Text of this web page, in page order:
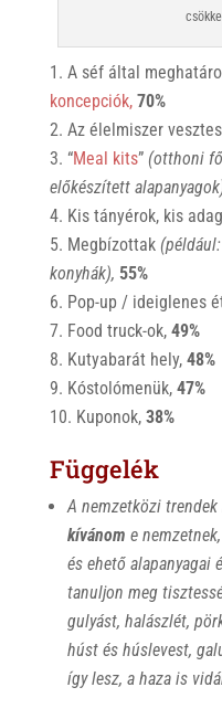
A séf által
koncepciók, 70%
Az élelmiszer
“Meal kits” (otthoni
előkészített
Kis tányérok, kis
Megbízottak
konyhák), 55%
Pop-up / ideiglenes
Food truck-ok, 49%
Kutyabarát hely, 48%
Kóstolómenük, 47%
Kuponok,38%
Függelék
A nemzetközi
kívánom e
és ehető
tanuljon meg
gulyást, halászlét,
húst és húslevest,
így lesz, a haza is